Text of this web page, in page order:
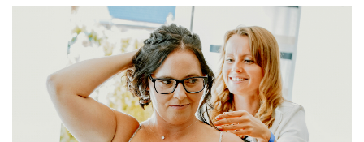
naše delo
leseni izdelki